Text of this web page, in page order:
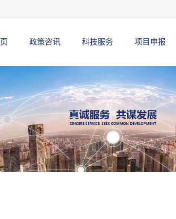
政策咨讯 科技服务 项目申报